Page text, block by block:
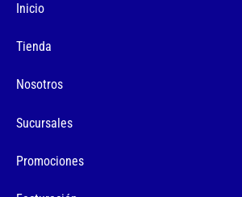
Inicio
Tienda
Nosotros
Sucursales
Promociones